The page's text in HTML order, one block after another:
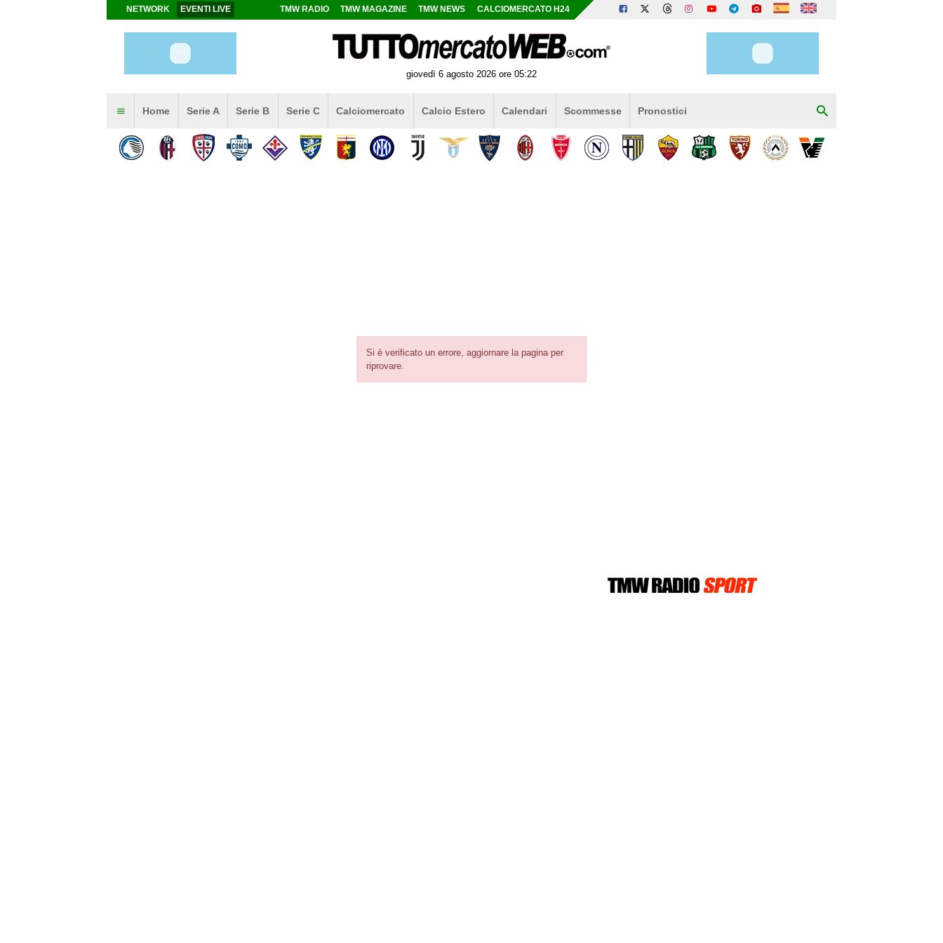
Si è verificato un errore, aggiornare la pagina per
riprovare.
NETWORK EVENTI LIVE TMW RADIO TMW MAGAZINE TMW NEWS CALCIOMERCATO H24
giovedì 6 agosto 2026 ore 05:22
Home Serie A Serie B Serie C Calciomercato Calcio Estero Calendari Scommesse Pronostici